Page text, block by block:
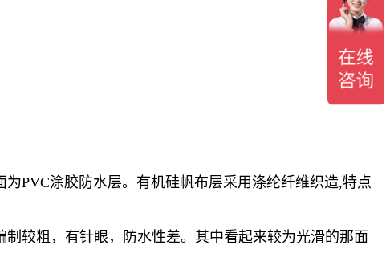
PVC涂胶防水层。有机硅帆布层采用涤纶纤维织造,特点
较粗，有针眼，防水性差。其中看起来较为光滑的那面